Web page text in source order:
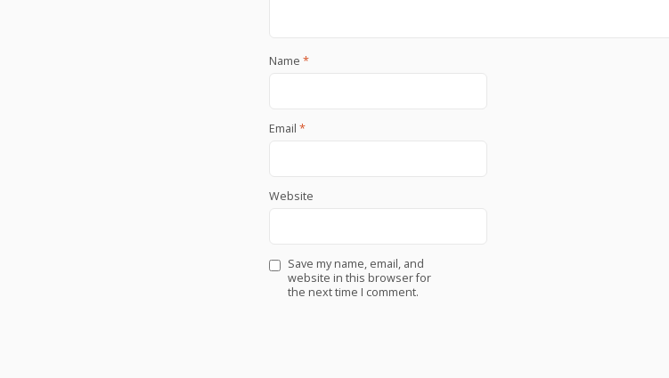
Name *
Email *
Website
Save my name, email, and
website in this browser for
the next time I comment.